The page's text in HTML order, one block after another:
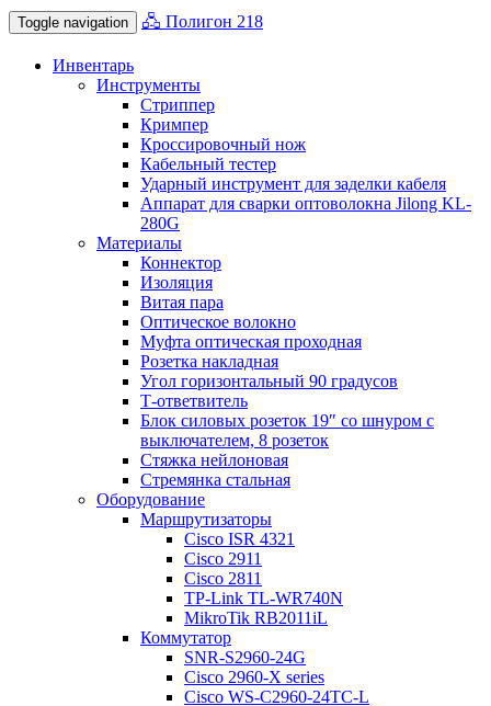
Toggle navigation 🖧 Полигон 218
Инвентарь
Инструменты
Стриппер
Кримпер
Кроссировочный нож
Кабельный тестер
Ударный инструмент для заделки кабеля
Аппарат для сварки оптоволокна Jilong KL-
280G
Материалы
Коннектор
Изоляция
Витая пара
Оптическое волокно
Муфта оптическая проходная
Розетка накладная
Угол горизонтальный 90 градусов
Т-ответвитель
Блок силовых розеток 19″ со шнуром с
выключателем, 8 розеток
Стяжка нейлоновая
Стремянка стальная
Оборудование
Маршрутизаторы
Cisco ISR 4321
Cisco 2911
Cisco 2811
TP-Link TL-WR740N
MikroTik RB2011iL
Коммутатор
SNR-S2960-24G
Cisco 2960-X series
Cisco WS-C2960-24TC-L